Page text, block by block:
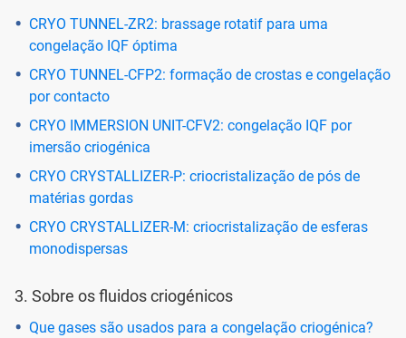
CRYO TUNNEL-ZR2: brassage rotatif para uma
congelação IQF óptima
CRYO TUNNEL-CFP2: formação de crostas e congelação
por contacto
CRYO IMMERSION UNIT-CFV2: congelação IQF por
imersão criogénica
CRYO CRYSTALLIZER-P: criocristalização de pós de
matérias gordas
CRYO CRYSTALLIZER-M: criocristalização de esferas
monodispersas
3. Sobre os fluidos criogénicos
Que gases são usados para a congelação criogénica?